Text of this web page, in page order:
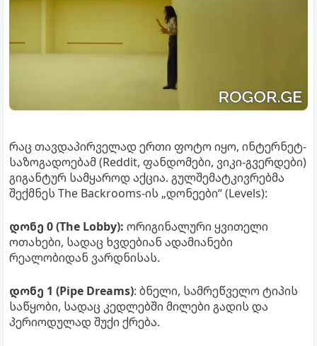
რაც თავდაპირველად ერთი ფოტო იყო, ინტერნეტ-
საზოგადოებამ (Reddit, ფანდომები, ვიკი-გვერდები)
გიგანტურ სამყაროდ აქცია. გულშემატკივრებმა
შექმნეს The Backrooms-ის „დონეები“ (Levels):
დონე 0 (The Lobby): ორიგინალური ყვითელი
ოთახები, სადაც ხვდებიან ადამიანები
რეალობიდან ვარდნისას.
დონე 1 (Pipe Dreams): ბნელი, სამრეწველო ტიპის
საწყობი, სადაც კედლებში მილები გადის და
პერიოდულად შუქი ქრება.